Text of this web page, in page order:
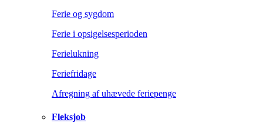
Ferie og sygdom
Ferie i opsigelsesperioden
Ferielukning
Feriefridage
Afregning af uhævede feriepenge
Fleksjob